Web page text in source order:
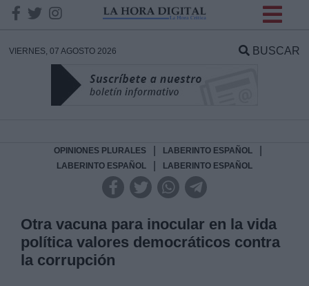
VIERNES, 07 AGOSTO 2026 BUSCAR
OPINIONES PLURALES LABERINTO ESPAÑOL
LABERINTO ESPAÑOL LABERINTO ESPAÑOL
Otra vacuna para inocular en la vida
política valores democráticos contra
la corrupción
DATOS
Responsable:
Legitimación: